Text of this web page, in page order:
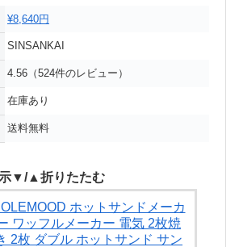
¥8,640円
SINSANKAI
4.56（524件のレビュー）
在庫あり
送料無料
▼/▲折りたたむ
ホットサンドメーカ
ワッフルメーカー 電気 2枚焼
2枚 ダブル ホットサンド サン